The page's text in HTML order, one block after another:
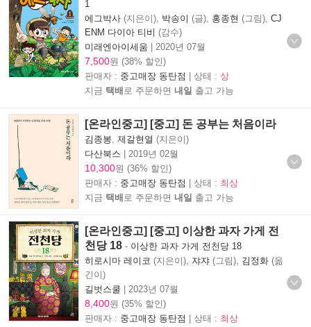
1
에그박사 (지은이), 박송이 (글), 홍종현 (그림), CJ
ENM 다이아 티비 (감수)
미래엔아이세움
2020년 07월
7,500원 (38% 할인)
판매자 : 중고매장 동탄점 | 상태 : 상
지금 택배 로 주문하면 내일 출고 가능
[온라인중고] [중고] 돈 공부는 처음이라
김종봉, 제갈현열 (지은이)
다산북스
2019년 02월
10,300원 (36% 할인)
판매자 : 중고매장 동탄점 | 상태 : 최상
지금 택배 로 주문하면 내일 출고 가능
[온라인중고] [중고] 이상한 과자 가게 전
천당 18 - 이상한 과자 가게 전천당 18
히로시마 레이코 (지은이), 쟈쟈 (그림), 김정화 (옮
긴이)
길벗스쿨
2023년 07월
8,400원 (35% 할인)
판매자 : 중고매장 동탄점 | 상태 : 최상